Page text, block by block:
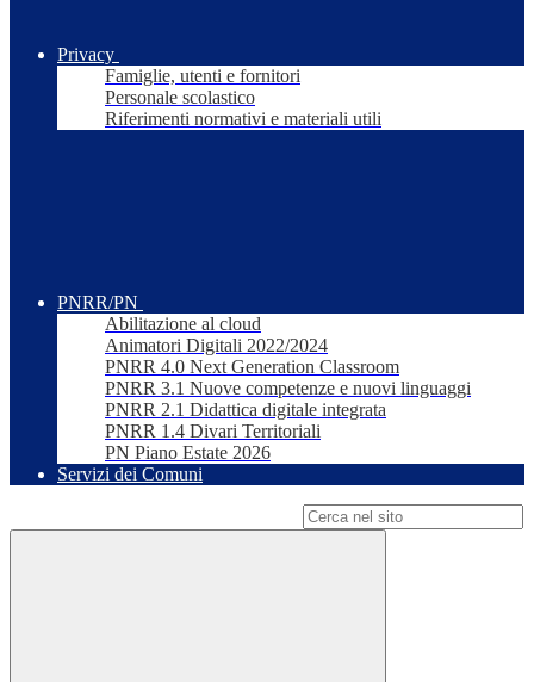
Privacy
Famiglie, utenti e fornitori
Personale scolastico
Riferimenti normativi e materiali utili
PNRR/PN
Abilitazione al cloud
Animatori Digitali 2022/2024
PNRR 4.0 Next Generation Classroom
PNRR 3.1 Nuove competenze e nuovi linguaggi
PNRR 2.1 Didattica digitale integrata
PNRR 1.4 Divari Territoriali
PN Piano Estate 2026
Servizi dei Comuni